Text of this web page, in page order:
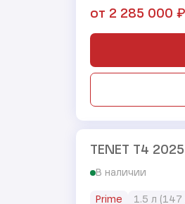
от 2 285 000
TENET T4 2025
В наличии
Prime 1.5 л (147